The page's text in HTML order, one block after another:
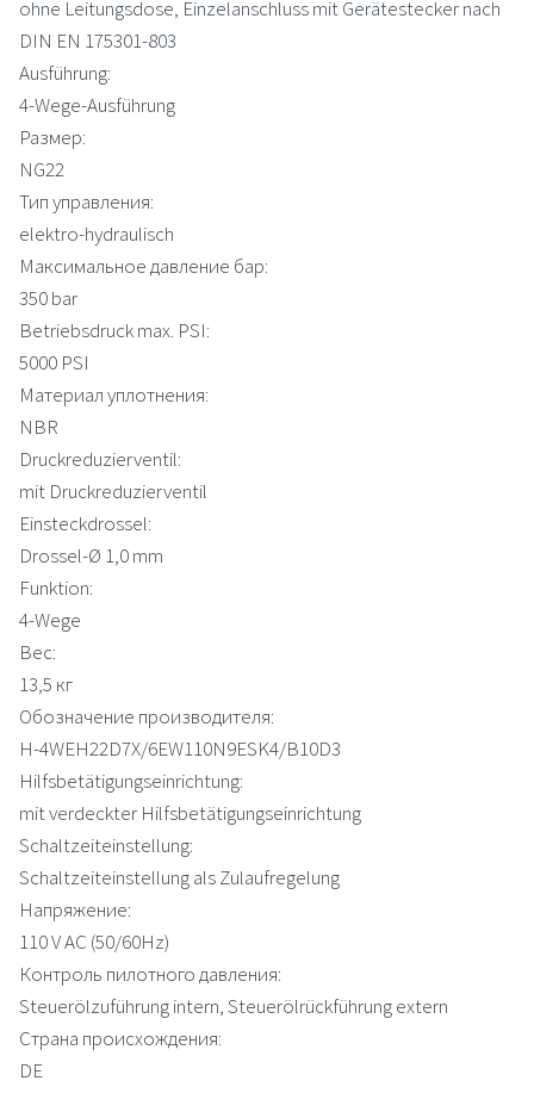
ohne Leitungsdose, Einzelanschluss mit Gerätestecker nach
DIN EN 175301-803
Ausführung:
4-Wege-Ausführung
Размер:
NG22
Тип управления:
elektro-hydraulisch
Максимальное давление бар:
350 bar
Betriebsdruck max. PSI:
5000 PSI
Материал уплотнения:
NBR
Druckreduzierventil:
mit Druckreduzierventil
Einsteckdrossel:
Drossel-Ø 1,0 mm
Funktion:
4-Wege
Вес:
13,5 кг
Обозначение производителя:
H-4WEH22D7X/6EW110N9ESK4/B10D3
Hilfsbetätigungseinrichtung:
mit verdeckter Hilfsbetätigungseinrichtung
Schaltzeiteinstellung:
Schaltzeiteinstellung als Zulaufregelung
Напряжение:
110 V AC (50/60Hz)
Контроль пилотного давления:
Steuerölzuführung intern, Steuerölrückführung extern
Страна происхождения:
DE